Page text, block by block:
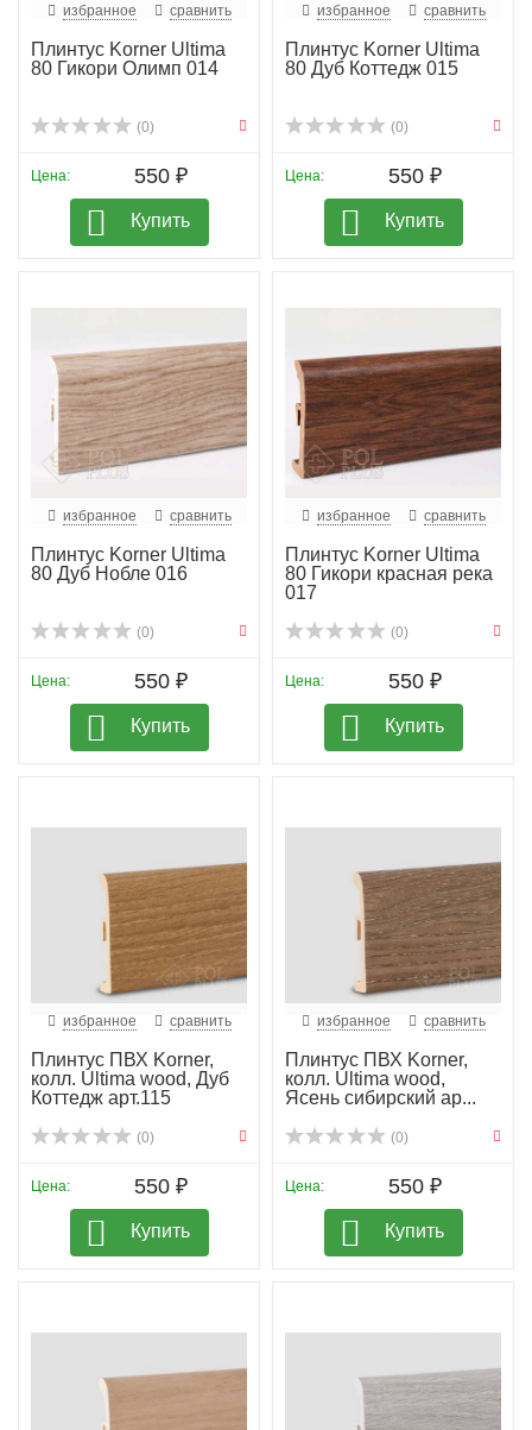
избранное сравнить
Плинтус Korner Ultima
80 Гикори Олимп 014
(0)
Цена: 550 ₽
Купить
избранное сравнить
Плинтус Korner Ultima
80 Дуб Коттедж 015
(0)
Цена: 550 ₽
Купить
избранное сравнить
Плинтус Korner Ultima
80 Дуб Нобле 016
(0)
Цена: 550 ₽
Купить
избранное сравнить
Плинтус Korner Ultima
80 Гикори красная река
017
(0)
Цена: 550 ₽
Купить
избранное сравнить
Плинтус ПВХ Korner,
колл. Ultima wood, Дуб
Коттедж арт.115
(0)
Цена: 550 ₽
Купить
избранное сравнить
Плинтус ПВХ Korner,
колл. Ultima wood,
Ясень сибирский ар...
(0)
Цена: 550 ₽
Купить